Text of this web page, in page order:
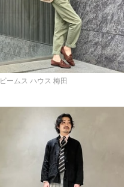
ビームス ハウス 梅田